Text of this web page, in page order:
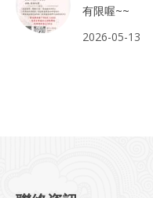
有限喔~~
2026-05-13